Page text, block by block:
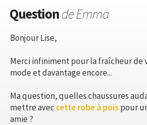
Questionde Emma
Bonjour Lise,
Merci infiniment pour la fraîcheur de
mode et davantage encore...
Ma question, quelles chaussures
mettre avec cette robe à pois pour
amie ?